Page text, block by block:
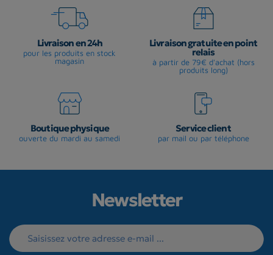
Livraison en 24h
pour les produits en stock
magasin
Livraison gratuite en point
relais
à partir de 79€ d'achat (hors
produits long)
Boutique physique
ouverte du mardi au samedi
Service client
par mail ou par téléphone
Newsletter